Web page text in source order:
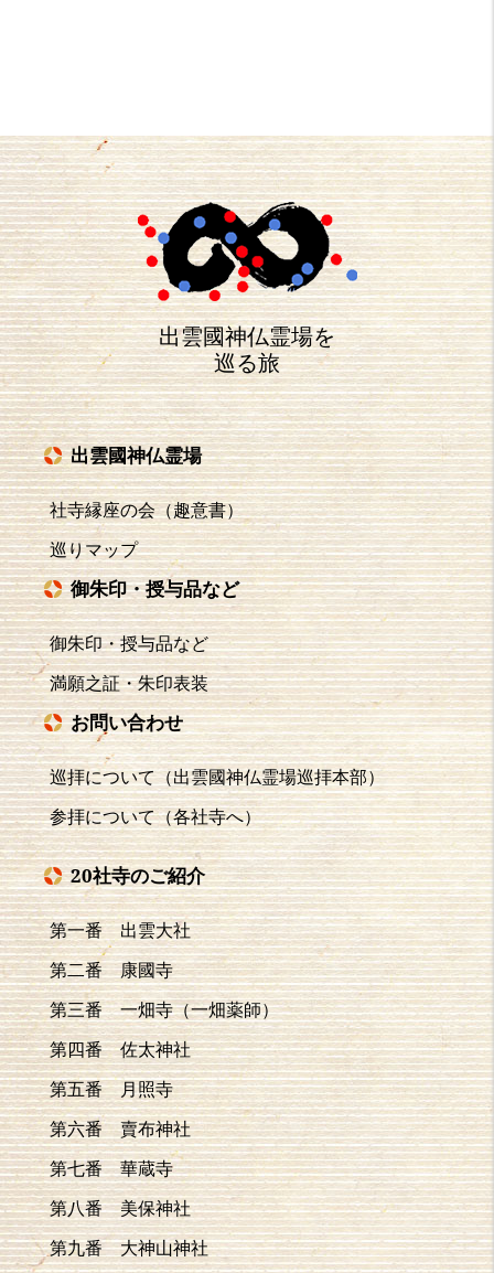
出雲國神仏霊場を
巡る旅
出雲國神仏霊場
社寺縁座の会（趣意書）
巡りマップ
御朱印・授与品など
御朱印・授与品など
満願之証・朱印表装
お問い合わせ
巡拝について（出雲國神仏霊場巡拝本部）
参拝について（各社寺へ）
20社寺のご紹介
第一番 出雲大社
第二番 康國寺
第三番 一畑寺（一畑薬師）
第四番 佐太神社
第五番 月照寺
第六番 賣布神社
第七番 華蔵寺
第八番 美保神社
第九番 大神山神社